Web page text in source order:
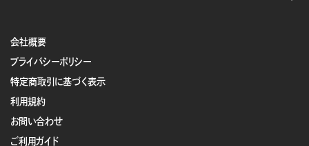
会社概要
プライバシーポリシー
特定商取引に基づく表示
利用規約
お問い合わせ
ご利用ガイド